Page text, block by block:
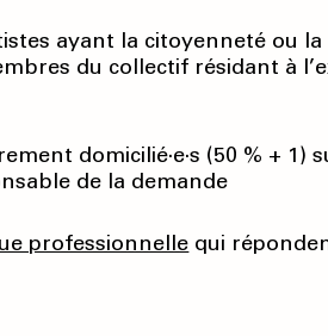
ayant la citoyenneté ou
du collectif résidant à
domicilié·e·s (50 % + 1)
de la demande
professionnelle qui